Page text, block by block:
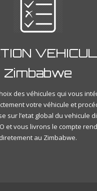
Zimbabwe
des véhicules qui vous
votre véhicule et
sur l’etat global du vehicule
et vous livrons le compte
diretement au Zimbabwe.